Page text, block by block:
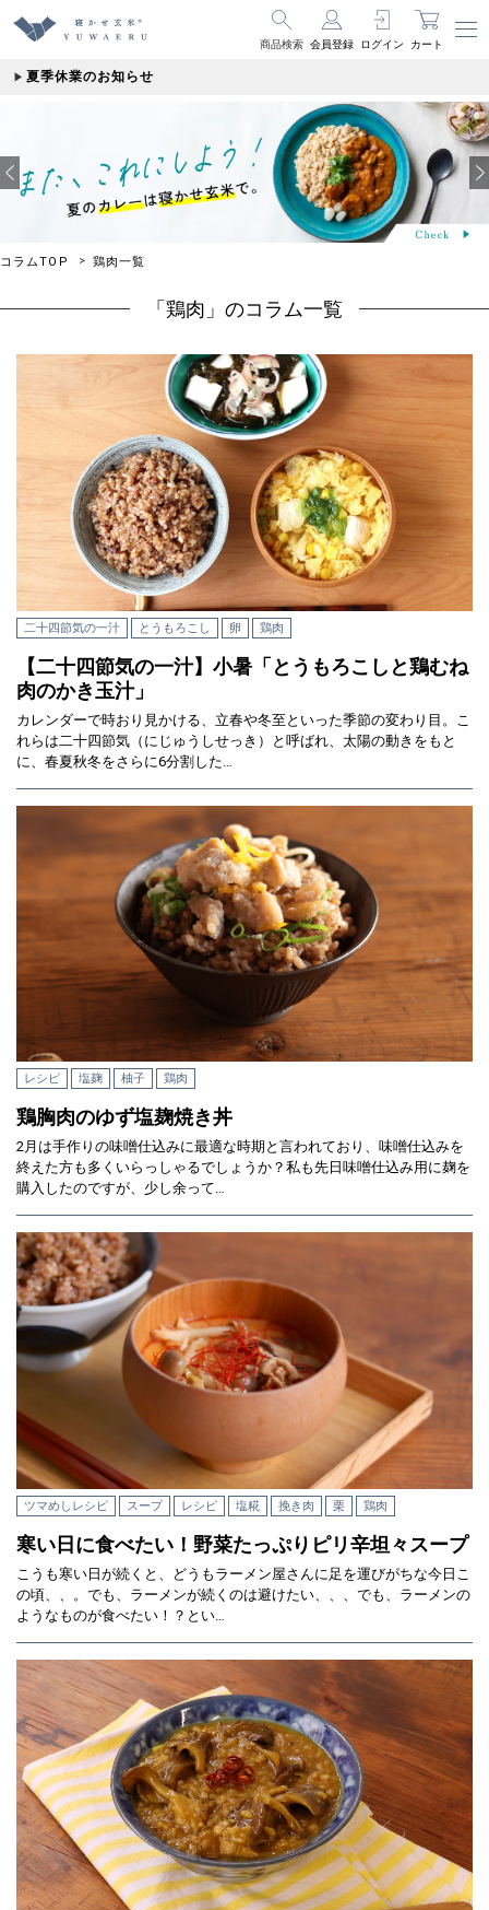
商品検索 会員登録 ログイン カート
夏季休業のお知らせ
コラムTOP 鶏肉一覧
「鶏肉」のコラム一覧
二十四節気の一汁 とうもろこし 卵 鶏肉
【二十四節気の一汁】小暑「とうもろこしと鶏むね
肉のかき玉汁」
カレンダーで時おり見かける、立春や冬至といった季節の変わり目。こ
れらは二十四節気（にじゅうしせっき）と呼ばれ、太陽の動きをもと
に、春夏秋冬をさらに6分割した…
レシピ 塩麹 柚子 鶏肉
鶏胸肉のゆず塩麹焼き丼
2月は手作りの味噌仕込みに最適な時期と言われており、味噌仕込みを
終えた方も多くいらっしゃるでしょうか？私も先日味噌仕込み用に麹を
購入したのですが、少し余って…
ツマめしレシピ スープ レシピ 塩糀 挽き肉 栗 鶏肉
寒い日に食べたい！野菜たっぷりピリ辛坦々スープ
こうも寒い日が続くと、どうもラーメン屋さんに足を運びがちな今日こ
の頃、、。でも、ラーメンが続くのは避けたい、、、でも、ラーメンの
ようなものが食べたい！？とい…